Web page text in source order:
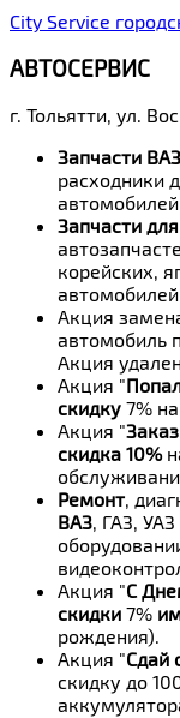
City Service
АВТОСЕРВИС
г. Тольятти, ул.
Запчасти ВАЗ
расходники
Запчасти
корейских,
Акция
автомобиль
Акция
Акция "
скидку 7%
Акция "
скидка 10%
Ремонт,
ВАЗ, ГАЗ, УАЗ
Акция "С
скидки 7%
рождения).
Акция "Сдай
скидку до